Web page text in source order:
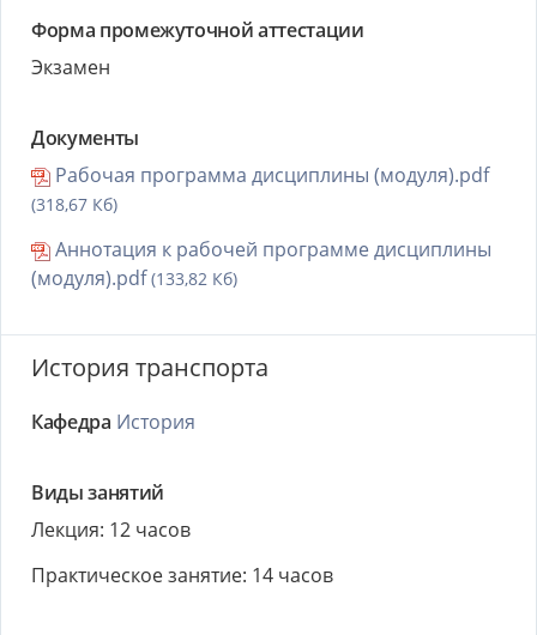
Форма промежуточной аттестации
Экзамен
Документы
Рабочая программа дисциплины (модуля).pdf
(318,67 Кб)
Аннотация к рабочей программе дисциплины
(модуля).pdf(133,82 Кб)
История транспорта
Кафедра История
Виды занятий
Лекция: 12 часов
Практическое занятие: 14 часов